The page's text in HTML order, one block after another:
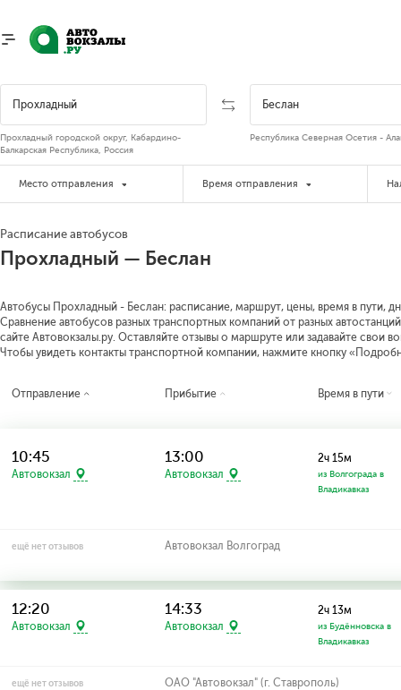
Прохладный городской округ, Кабардино-
Балкарская Республика, Россия
Республика Северная Осетия -
Место отправления Время отправления
Расписание автобусов
Прохладный — Беслан
Автобусы Прохладный - Беслан: расписание, маршрут, цены, время в пути,
Сравнение автобусов разных транспортных компаний от разных
сайте Автовокзалы.ру. Оставляйте отзывы о маршруте или задавайте свои
Чтобы увидеть контакты транспортной компании, нажмите кнопку
Отправление Прибытие Время в пути
10:45
Автовокзал
13:00
Автовокзал
2ч 15м
из Волгограда в
Владикавказ
ещё нет отзывов Автовокзал Волгоград
12:20
Автовокзал
14:33
Автовокзал
2ч 13м
из Будённовска в
Владикавказ
ещё нет отзывов ОАО "Автовокзал" (г. Ставрополь)